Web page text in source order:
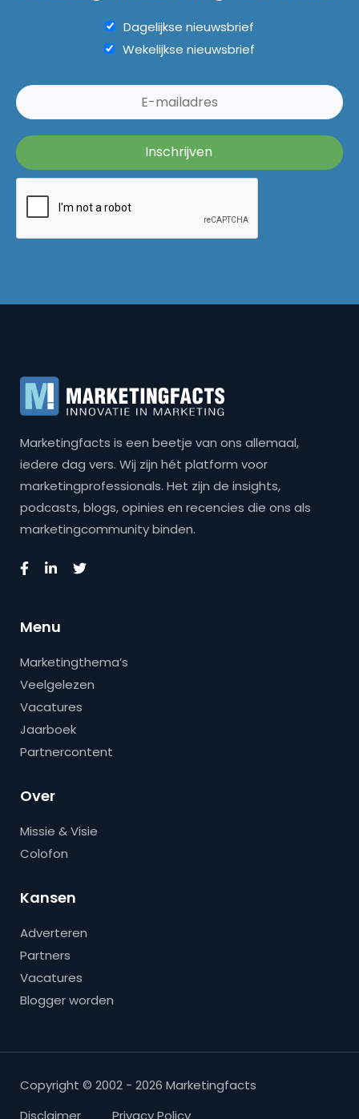
Dagelijkse nieuwsbrief
Wekelijkse nieuwsbrief
Marketingfacts is een beetje van ons allemaal,
iedere dag vers. Wij zijn hét platform voor
marketingprofessionals. Het zijn de insights,
podcasts, blogs, opinies en recencies die ons als
marketingcommunity binden.
Menu
Marketingthema’s
Veelgelezen
Vacatures
Jaarboek
Partnercontent
Over
Missie & Visie
Colofon
Kansen
Adverteren
Partners
Vacatures
Blogger worden
Copyright © 2002 - 2026 Marketingfacts
Disclaimer
Privacy Policy